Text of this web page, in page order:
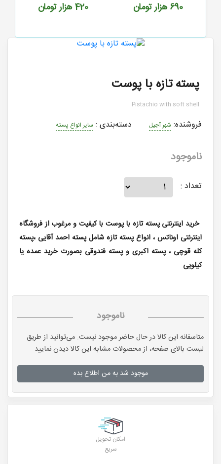
690 هزار تومان 420 هزار تومان
پسته تازه با پوست
Pistachio with soft shell
فروشنده: شهر آجیل دسته‌بندی : سایر انواع پسته
ناموجود
تعداد :
خرید اینترنتی پسته تازه با پوست با کیفیت و مرغوب از فروشگاه
اینترنتی اوناتس ، انواع پسته تازه شامل پسته احمد آقایی ،پسته
کله قوچی ، پسته اکبری و پسته فندوقی بصورت خرید عمده یا
کیلویی
ناموجود
متاسفانه این کالا در حال حاضر موجود نیست. می‌توانید از طریق
لیست بالای صفحه، از محصولات مشابه این کالا دیدن نمایید
موجود شد به من اطلاع بده
امکان تحویل
سریع